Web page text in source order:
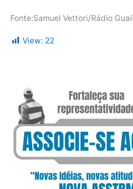
Fonte:Samuel Vettori/Rádio
View: 22